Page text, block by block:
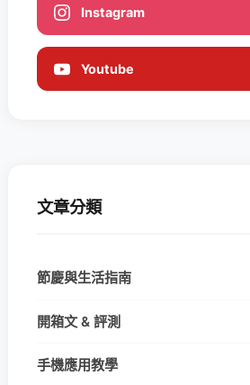
Instagram
Youtube
文章分類
節慶與生活指南
開箱文 & 評測
手機應用教學